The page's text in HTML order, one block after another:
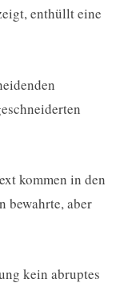
enthüllt eine
kommen in den
bewahrte, aber
kein abruptes